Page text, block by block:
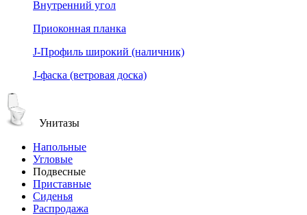
Внутренний угол
Приоконная планка
J-Профиль широкий (наличник)
J-фаска (ветровая доска)
Унитазы
Напольные
Угловые
Подвесные
Приставные
Сиденья
Распродажа